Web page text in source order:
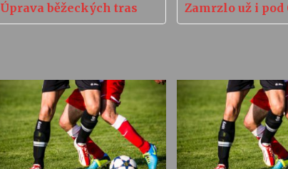
Úprava běžeckých tras Zamrzlo už i